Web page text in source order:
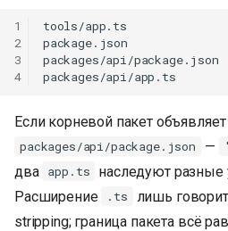
1
2
3
4
tools/app.ts
package.json
packages/api/package.json
Если корневой пакет объявляет
packages/api/package.json —
два app.ts
наследуют разные
Расширение
.ts
лишь
stripping; граница пакета всё